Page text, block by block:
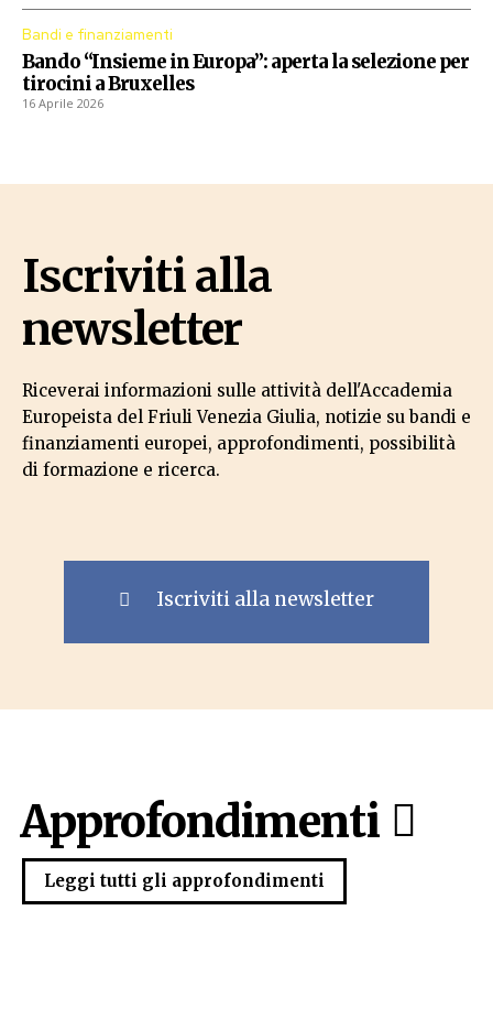
Bandi e finanziamenti
Bando “Insieme in Europa”: aperta la selezione per
tirocini a Bruxelles
16 Aprile 2026
Iscriviti alla
newsletter
Riceverai informazioni sulle attività dell'Accademia
Europeista del Friuli Venezia Giulia, notizie su bandi e
finanziamenti europei, approfondimenti, possibilità
di formazione e ricerca.
Iscriviti alla newsletter
Approfondimenti
Leggi tutti gli approfondimenti